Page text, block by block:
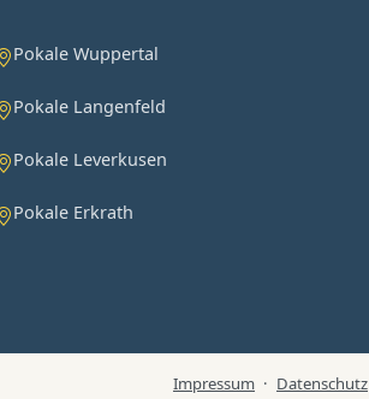
Pokale Wuppertal
Pokale Langenfeld
Pokale Leverkusen
Pokale Erkrath
Impressum · Datenschutz